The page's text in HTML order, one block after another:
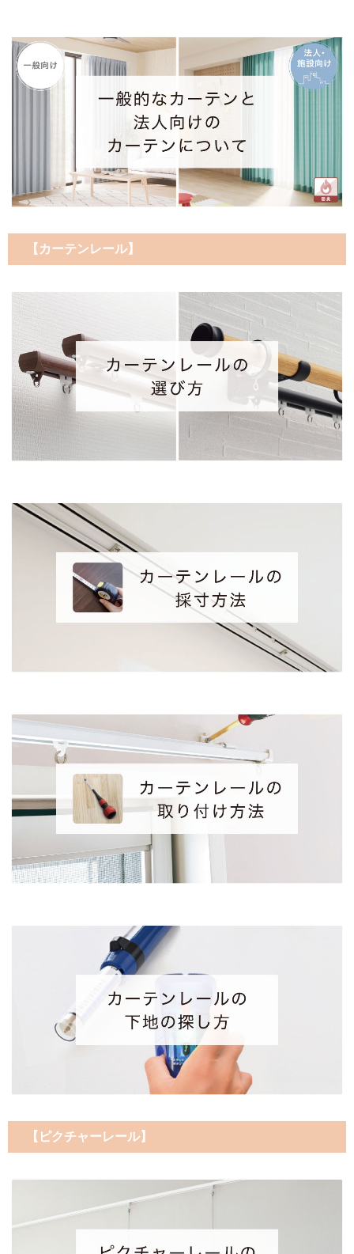
【カーテンレール】
【ピクチャーレール】